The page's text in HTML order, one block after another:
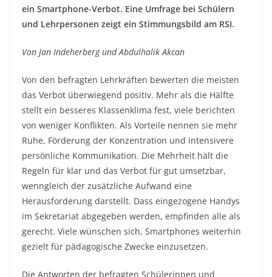
ein Smartphone-Verbot. Eine Umfrage bei Schülern
und Lehrpersonen zeigt ein Stimmungsbild am RSI.
Von Jan Indeherberg und Abdulhalik Akcan
Von den befragten Lehrkräften bewerten die meisten
das Verbot überwiegend positiv. Mehr als die Hälfte
stellt ein besseres Klassenklima fest, viele berichten
von weniger Konflikten. Als Vorteile nennen sie mehr
Ruhe, Förderung der Konzentration und intensivere
persönliche Kommunikation. Die Mehrheit hält die
Regeln für klar und das Verbot für gut umsetzbar,
wenngleich der zusätzliche Aufwand eine
Herausforderung darstellt. Dass eingezogene Handys
im Sekretariat abgegeben werden, empfinden alle als
gerecht. Viele wünschen sich, Smartphones weiterhin
gezielt für pädagogische Zwecke einzusetzen.
Die Antworten der befragten Schülerinnen und